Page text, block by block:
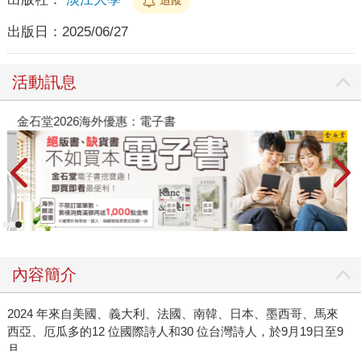
出版日： 2025/06/27
活動訊息
金石堂2026海外優惠：電子書
內容簡介
2024 年來自美國、義大利、法國、南韓、日本、墨西哥、馬來
西亞、厄瓜多的12 位國際詩人和30 位台灣詩人，於9月19日至9